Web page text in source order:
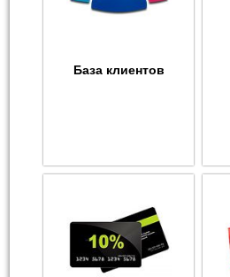
База клиентов